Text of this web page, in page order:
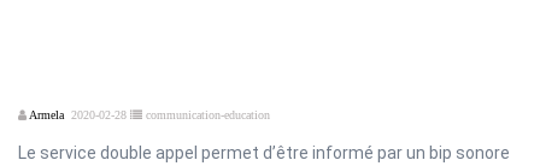
Armela 2020-02-28 communication-education
Le service double appel permet d’être informé par un bip sonore